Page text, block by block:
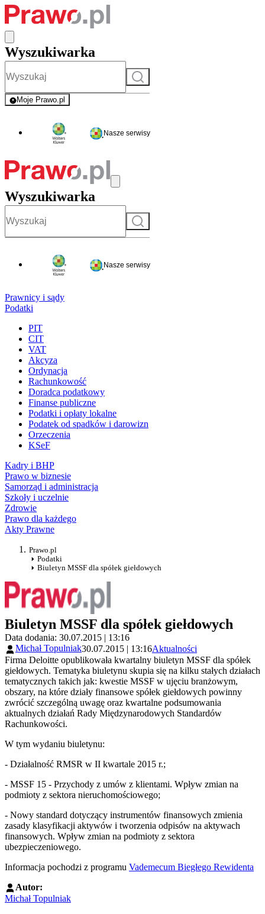
Wyszukiwarka
Szukaj
Moje Prawo.pl
- rejestracja i logowanie do serwisu
Nasze serwisy
Wyszukiwarka
Szukaj
Nasze serwisy
Prawnicy i sądy
Podatki
PIT
CIT
VAT
Akcyza
Ordynacja
Rachunkowość
Doradca podatkowy
Finanse publiczne
Podatki i opłaty lokalne
Podatek od spadków i darowizn
Orzeczenia
KSeF
Kadry i BHP
Prawo w biznesie
Samorząd i administracja
Szkoły i uczelnie
Zdrowie
Prawo dla każdego
Akty Prawne
Prawo.pl
Podatki
Biuletyn MSSF dla spółek giełdowych
Biuletyn MSSF dla spółek giełdowych
Data dodania: 30.07.2015 | 13:16
Michał Topulniak30.07.2015 | 13:16Aktualności
Firma Deloitte opublikowała kwartalny biuletyn MSSF dla spółek
giełdowych. Tematyka biuletynu skupia się na kilku stałych działach
tematycznych takich jak: kwestie MSSF w ujęciu branżowym,
obszary, na które działy finansowe spółek giełdowych powinny
zwrócić szczególną uwagę oraz kwartalne podsumowania
aktualnych działań Rady Międzynarodowych Standardów
Rachunkowości.
W tym wydaniu biuletynu:
- Działalność RMSR w II kwartale 2015 r.;
- MSSF 15 - Przychody z umów z klientami. Wpływ zmian na
podmioty z sektora nieruchomościowego;
- Nowy standard dotyczący instrumentów finansowych zmienia
zasady klasyfikacji aktywów i tworzenia odpisów na aktywach
finansowych. Wpływ zmian na podmioty z sektora
ubezpieczeniowego.
Informacja pochodzi z programu Vademecum Biegłego Rewidenta
Autor:
Michał Topulniak